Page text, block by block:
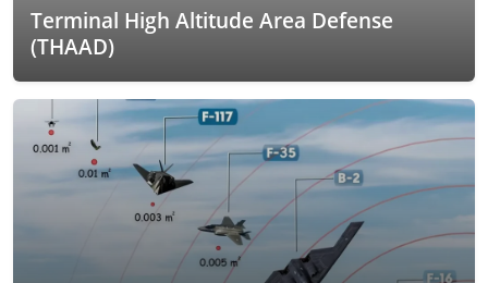
Terminal High Altitude Area Defense
(THAAD)